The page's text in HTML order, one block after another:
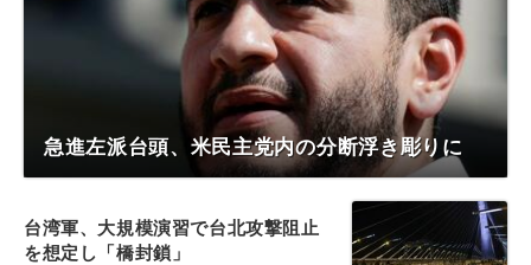
急進左派台頭、米民主党内の分断浮き彫りに
台湾軍、大規模演習で台北攻撃阻止
を想定し「橋封鎖」